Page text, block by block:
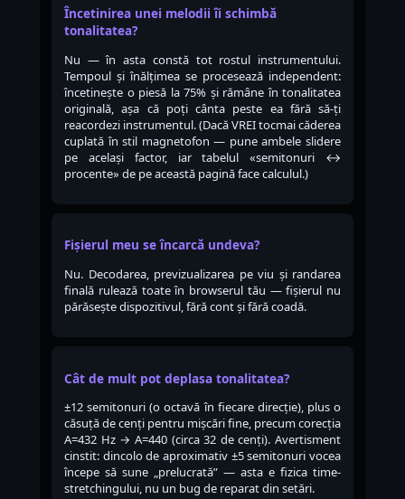
Încetinirea unei melodii îi schimbă
tonalitatea?
Nu — în asta constă tot rostul instrumentului.
Tempoul și înălțimea se procesează independent:
încetinește o piesă la 75% și rămâne în tonalitatea
originală, așa că poți cânta peste ea fără să-ți
reacordezi instrumentul. (Dacă VREI tocmai căderea
cuplată în stil magnetofon — pune ambele slidere
pe același factor, iar tabelul «semitonuri ↔
procente» de pe această pagină face calculul.)
Fișierul meu se încarcă undeva?
Nu. Decodarea, previzualizarea pe viu și randarea
finală rulează toate în browserul tău — fișierul nu
părăsește dispozitivul, fără cont și fără coadă.
Cât de mult pot deplasa tonalitatea?
±12 semitonuri (o octavă în fiecare direcție), plus o
căsuță de cenți pentru mișcări fine, precum corecția
A=432 Hz → A=440 (circa 32 de cenți). Avertisment
cinstit: dincolo de aproximativ ±5 semitonuri vocea
începe să sune „prelucrată” — asta e fizica time-
stretchingului, nu un bug de reparat din setări.